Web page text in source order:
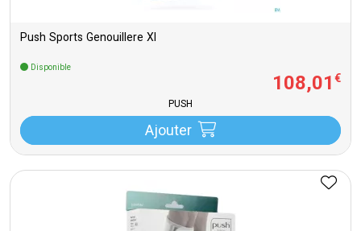
Push Sports Genouillere Xl
Disponible
108,01€
PUSH
Ajouter